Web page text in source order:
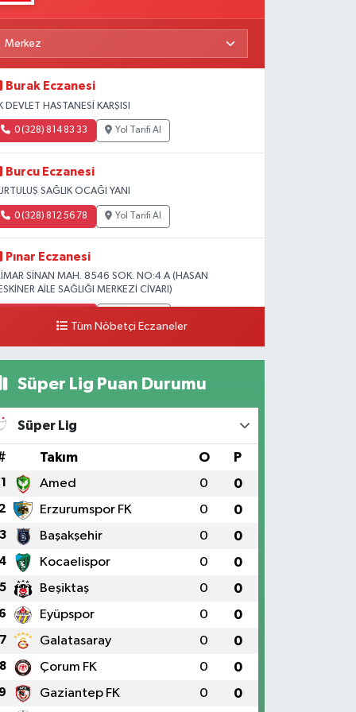
Burak Eczanesi
DEVLET HASTANESİ KARŞISI
0 (328) 814 83 33 Yol Tarifi Al
Burcu Eczanesi
SAĞLIK OCAĞI YANI
0 (328) 812 56 78 Yol Tarifi Al
Pınar Eczanesi
SİNAN MAH. 8546 SOK. NO:4 A (HASAN
AİLE SAĞLIĞI MERKEZİ CİVARI)
Tüm Nöbetçi Eczaneler
Süper Lig Puan Durumu
Süper Lig
Takım O P
1 Amed 0 0
2 Erzurumspor FK 0 0
3 Başakşehir 0 0
4 Kocaelispor 0 0
5 Beşiktaş 0 0
6 Eyüpspor 0 0
7 Galatasaray 0 0
8 Çorum FK 0 0
9 Gaziantep FK 0 0